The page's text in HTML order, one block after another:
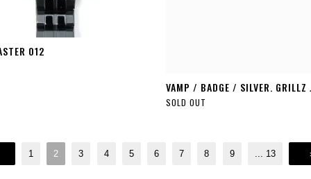
012
VAMP / BADGE / SILVER. GRILLZ
SOLD OUT
1 2 3 4 5 6 7 8 9 ... 13